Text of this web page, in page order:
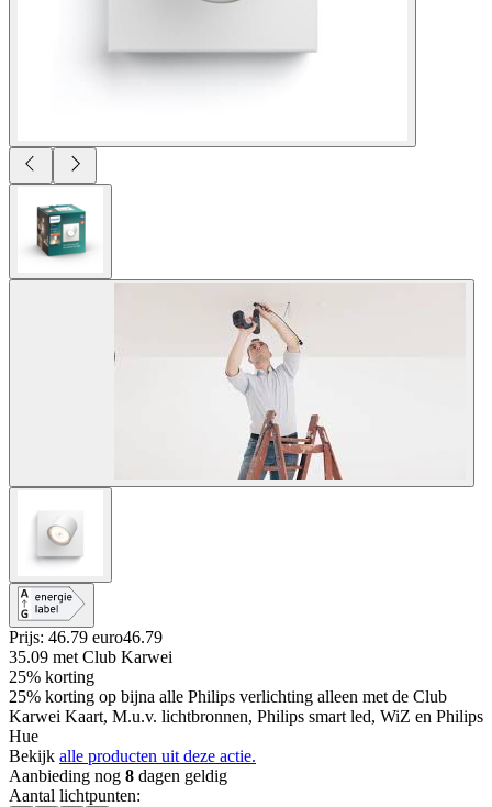
Prijs: 46.79 euro46.79
35.09 met Club Karwei
25% korting
25% korting op bijna alle Philips verlichting alleen met de Club
Karwei Kaart, M.u.v. lichtbronnen, Philips smart led, WiZ en Philips
Hue
Bekijk alle producten uit deze actie.
Aanbieding nog 8 dagen geldig
Aantal lichtpunten: